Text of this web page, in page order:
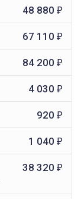
48 880 ₽
67 110 ₽
84 200 ₽
4 030 ₽
920 ₽
1 040 ₽
38 320 ₽